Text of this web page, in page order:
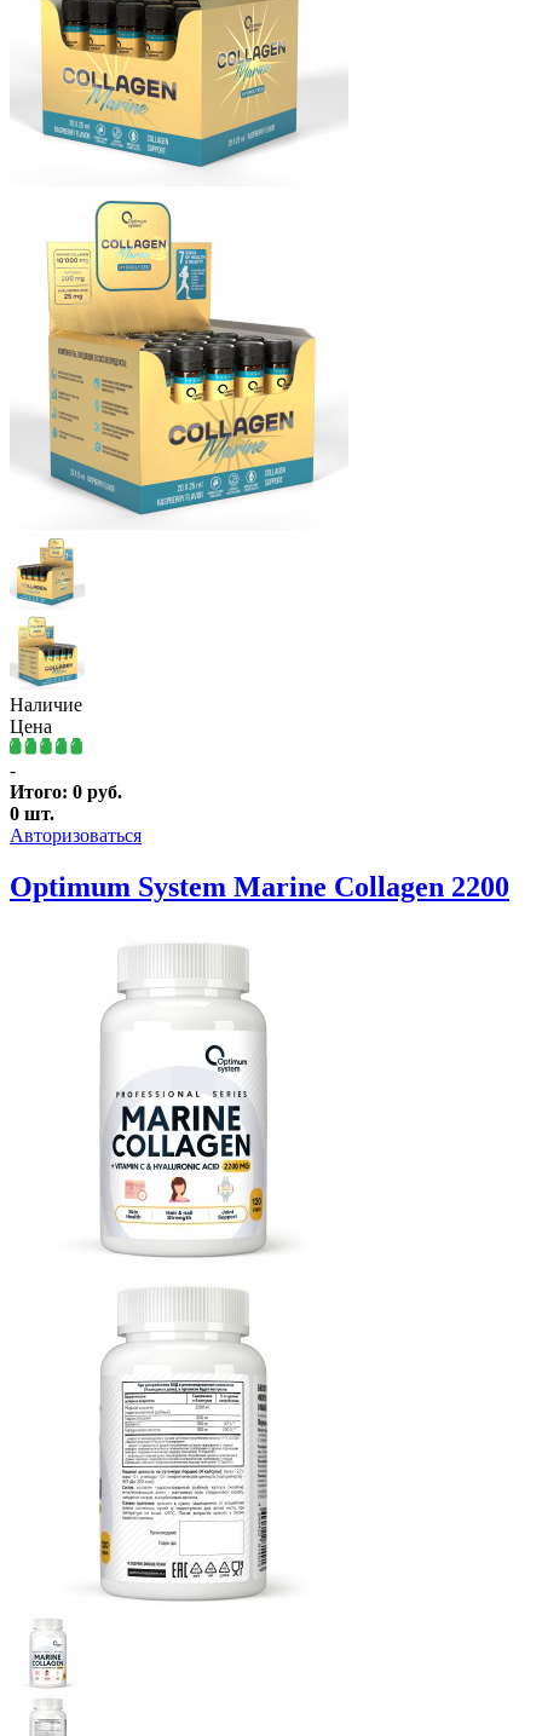
Наличие
Цена
-
Итого: 0 руб.
0 шт.
Авторизоваться
Optimum System Marine Collagen 2200